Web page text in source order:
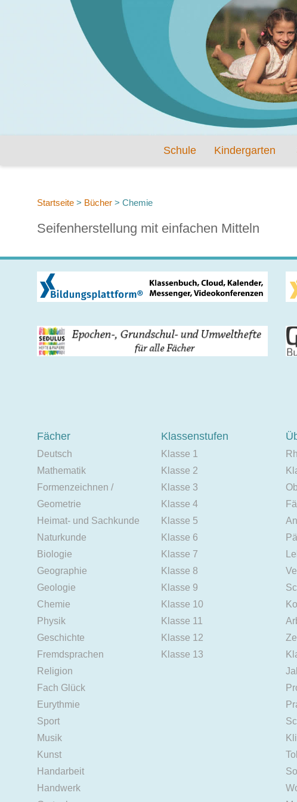
Schule Kindergarten
Startseite > Bücher > Chemie
Seifenherstellung mit einfachen Mitteln
Fächer
Deutsch
Mathematik
Formenzeichnen /
Geometrie
Heimat- und Sachkunde
Naturkunde
Biologie
Geographie
Geologie
Chemie
Physik
Geschichte
Fremdsprachen
Religion
Fach Glück
Eurythmie
Sport
Musik
Kunst
Handarbeit
Handwerk
Klassenstufen
Klasse 1
Klasse 2
Klasse 3
Klasse 4
Klasse 5
Klasse 6
Klasse 7
Klasse 8
Klasse 9
Klasse 10
Klasse 11
Klasse 12
Klasse 13